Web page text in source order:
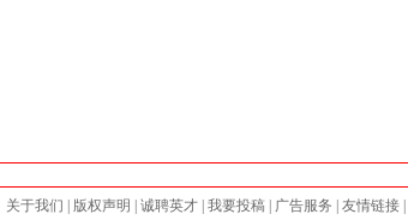
关于我们 | 版权声明 | 诚聘英才 | 我要投稿 | 广告服务 | 友情链接 |